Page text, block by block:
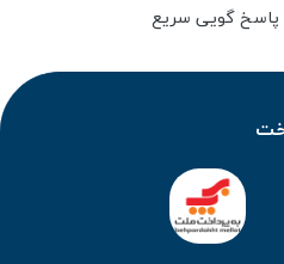
پاسخ گویی سریع